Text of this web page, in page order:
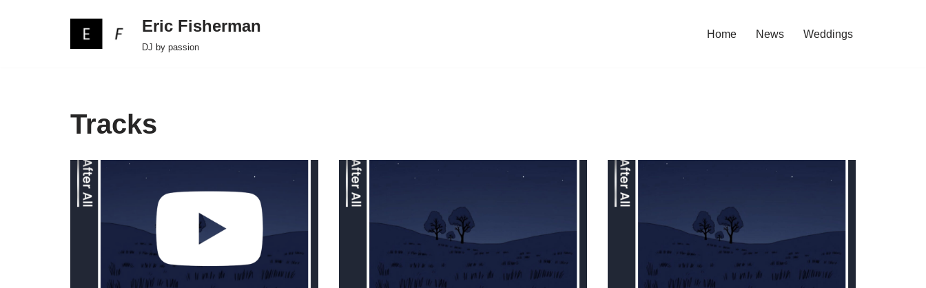
Eric Fisherman
DJ by passion
Home News Weddings
Tracks